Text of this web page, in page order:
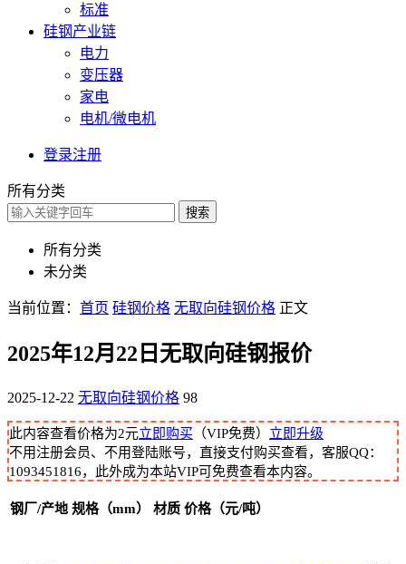
标准
硅钢产业链
电力
变压器
家电
电机/微电机
登录注册
所有分类
搜索
所有分类
未分类
当前位置： 首页 硅钢价格 无取向硅钢价格 正文
2025年12月22日无取向硅钢报价
2025-12-22 无取向硅钢价格 98
此内容查看价格为2元立即购买 （VIP免费） 立即升级
不用注册会员、不用登陆账号，直接支付购买查看，客服QQ：
1093451816，此外成为本站VIP可免费查看本内容。
钢厂/产地 规格（mm） 材质 价格（元/吨）